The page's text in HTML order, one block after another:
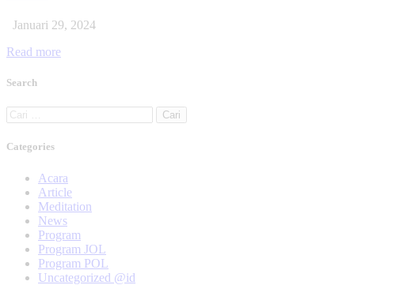
Januari 29, 2024
Read more
Search
Categories
Acara
Article
Meditation
News
Program
Program JOL
Program POL
Uncategorized @id